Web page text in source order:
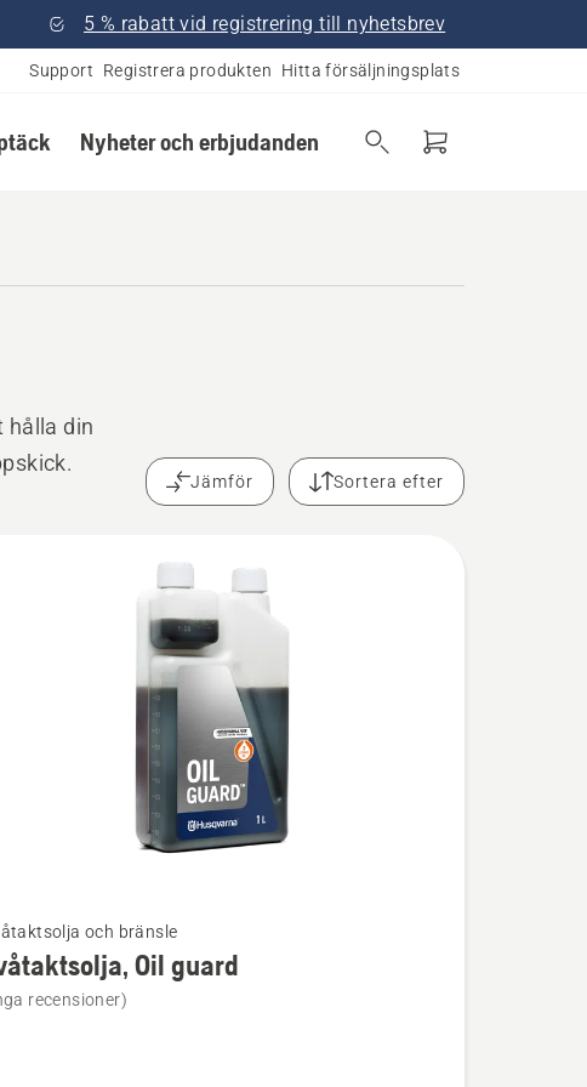
5 % rabatt vid registrering till nyhetsbrev
Support Registrera produkten Hitta försäljningsplats
Nyheter och erbjudanden
hålla din
Jämför Sortera efter
och bränsle
Oil guard
recensioner)